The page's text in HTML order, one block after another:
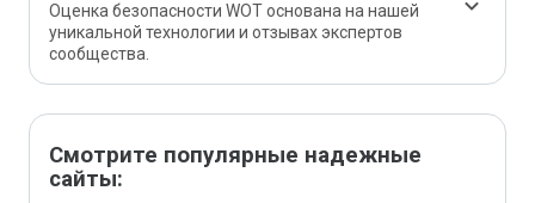
Оценка безопасности WOT основана на нашей
уникальной технологии и отзывах экспертов
сообщества.
Смотрите популярные надежные
сайты: